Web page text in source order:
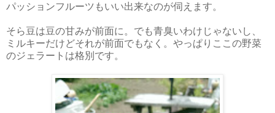
パッションフルーツもいい出来なのが伺えます。
そら豆は豆の甘みが前面に。でも青臭いわけじゃないし、
ミルキーだけどそれが前面でもなく。やっぱりここの野菜
のジェラートは格別です。